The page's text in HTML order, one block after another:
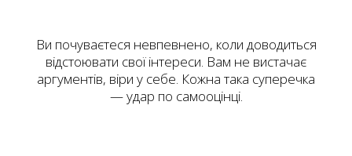
Ви почуваєтеся невпевнено, коли доводиться
відстоювати свої інтереси. Вам не вистачає
аргументів, віри у себе. Кожна така суперечка
— удар по самооцінці.